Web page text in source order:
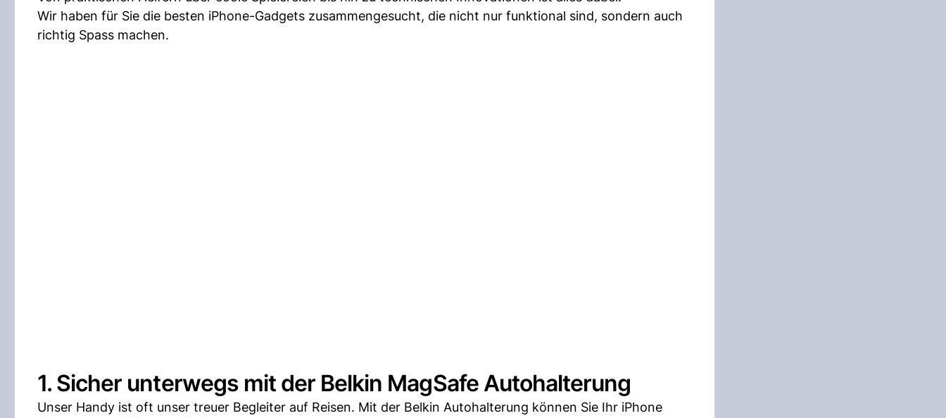
Wir haben für Sie die besten iPhone-Gadgets zusammengesucht, die nicht nur funktional sind, sondern auch
richtig Spass machen.
1. Sicher unterwegs mit der Belkin MagSafe Autohalterung
Unser Handy ist oft unser treuer Begleiter auf Reisen. Mit der Belkin Autohalterung können Sie Ihr iPhone